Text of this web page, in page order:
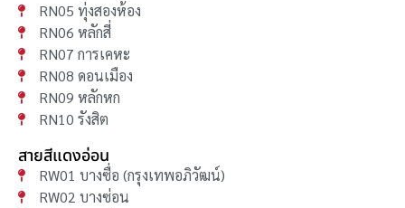
RN05 ทุ่งสองห้อง
RN06 หลักสี่
RN07 การเคหะ
RN08 ดอนเมือง
RN09 หลักหก
RN10 รังสิต
สายสีแดงอ่อน
RW01 บางซื่อ (กรุงเทพอภิวัฒน์)
RW02 บางซ่อน